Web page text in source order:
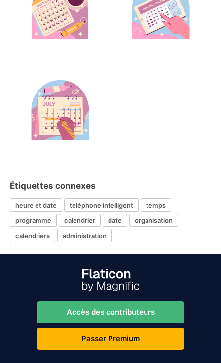
Étiquettes connexes
heure et date téléphone intelligent
temps
programme
calendrier date
organisation
calendriers
administration
Accès des contributeurs
Passer Premium